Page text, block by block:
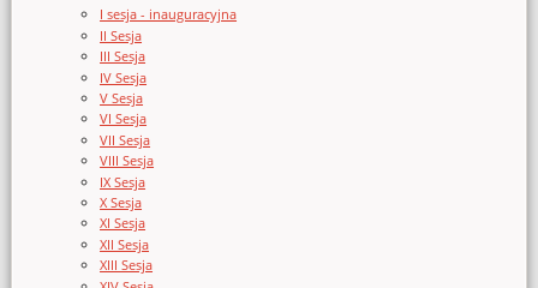
I sesja - inauguracyjna
II Sesja
III Sesja
IV Sesja
V Sesja
VI Sesja
VII Sesja
VIII Sesja
IX Sesja
X Sesja
XI Sesja
XII Sesja
XIII Sesja